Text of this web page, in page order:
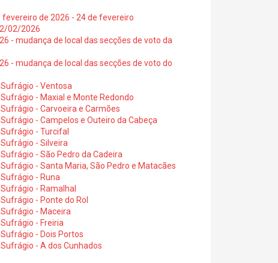
fevereiro de 2026 - 24 de fevereiro
02/2026
- mudança de local das secções de voto da
- mudança de local das secções de voto do
- Ventosa
- Maxial e Monte Redondo
- Carvoeira e Carmões
- Campelos e Outeiro da Cabeça
- Turcifal
- Silveira
- São Pedro da Cadeira
- Santa Maria, São Pedro e Matacães
- Runa
- Ramalhal
- Ponte do Rol
- Maceira
- Freiria
- Dois Portos
- A dos Cunhados